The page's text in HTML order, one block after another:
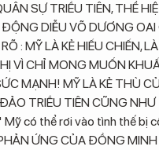
SỰ TRIỀU TIÊN, THỂ
DIỄU VÕ DƯƠNG
: MỸ LÀ KẺ HIẾU CHIẾN,
VÌ CHỈ MONG MUỐN
MẠNH! MỸ LÀ KẺ THÙ
TRIỀU TIÊN CŨNG
Mỹ có thể rơi vào tình thế bị
ỨNG CỦA ĐỒNG